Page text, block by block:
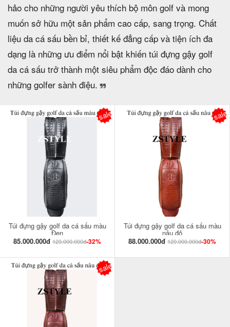
hảo cho những người yêu thích bộ môn golf và mong
muốn sở hữu một sản phẩm cao cấp, sang trọng. Chất
liệu da cá sấu bền bỉ, thiết kế đẳng cấp và tiện ích đa
dạng là những ưu điểm nổi bật khiến túi đựng gậy golf
da cá sấu trở thành một siêu phẩm độc đáo dành cho
những golfer sành điệu.
Túi đựng gậy golf da cá sấu màu
Đen
85.000.000đ 120.000.000đ-32%
sale
Túi đựng gậy golf da cá sấu màu
nâu đỏ
88.000.000đ 120.000.000đ-30%
sale
sale